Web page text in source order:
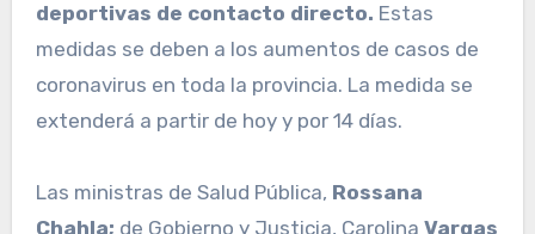
deportivas de contacto directo. Estas
medidas se deben a los aumentos de casos de
coronavirus en toda la provincia. La medida se
extenderá a partir de hoy y por 14 días.
Las ministras de Salud Pública, Rossana
Chahla; de Gobierno y Justicia, Carolina Vargas